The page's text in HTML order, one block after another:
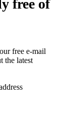
free of
free e-mail
the latest